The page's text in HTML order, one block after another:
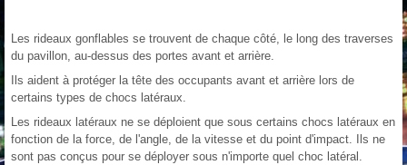
Les rideaux gonflables se trouvent de chaque côté, le long des traverses
du pavillon, au-dessus des portes avant et arrière.
Ils aident à protéger la tête des occupants avant et arrière lors de
certains types de chocs latéraux.
Les rideaux latéraux ne se déploient que sous certains chocs latéraux en
fonction de la force, de l'angle, de la vitesse et du point d'impact. Ils ne
sont pas conçus pour se déployer sous n'importe quel choc latéral.